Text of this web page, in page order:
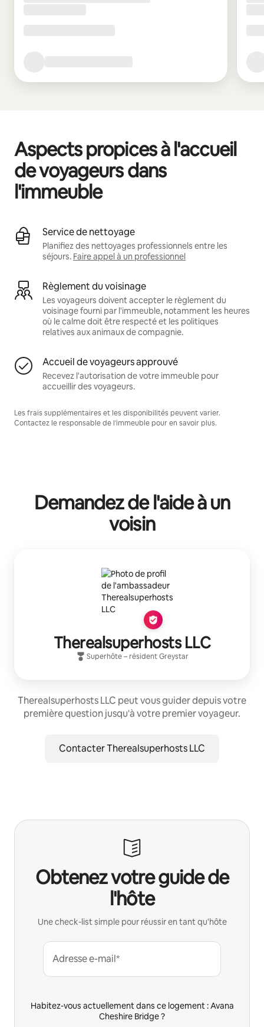
Aspects propices à l'accueil
de voyageurs dans
l'immeuble
Service de nettoyage
Planifiez des nettoyages professionnels entre les
séjours. Faire appel à un professionnel
Règlement du voisinage
Les voyageurs doivent accepter le règlement du
voisinage fourni par l'immeuble, notamment les heures
où le calme doit être respecté et les politiques
relatives aux animaux de compagnie.
Accueil de voyageurs approuvé
Recevez l'autorisation de votre immeuble pour
accueillir des voyageurs.
Les frais supplémentaires et les disponibilités peuvent varier.
Contactez le responsable de l'immeuble pour en savoir plus.
Demandez de l'aide à un
voisin
Therealsuperhosts LLC
Superhôte– résidentGreystar
Therealsuperhosts LLC peut vous guider depuis votre
première question jusqu'à votre premier voyageur.
Contacter Therealsuperhosts LLC
Obtenez votre guide de
l'hôte
Une check-list simple pour réussir en tant qu'hôte
Adresse e-mail*
Habitez-vous actuellement dans ce logement : Avana
Cheshire Bridge ?